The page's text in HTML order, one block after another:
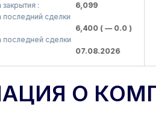
:
6,099
сделки
6,400( — 0.0 )
сделки
07.08.2026
О